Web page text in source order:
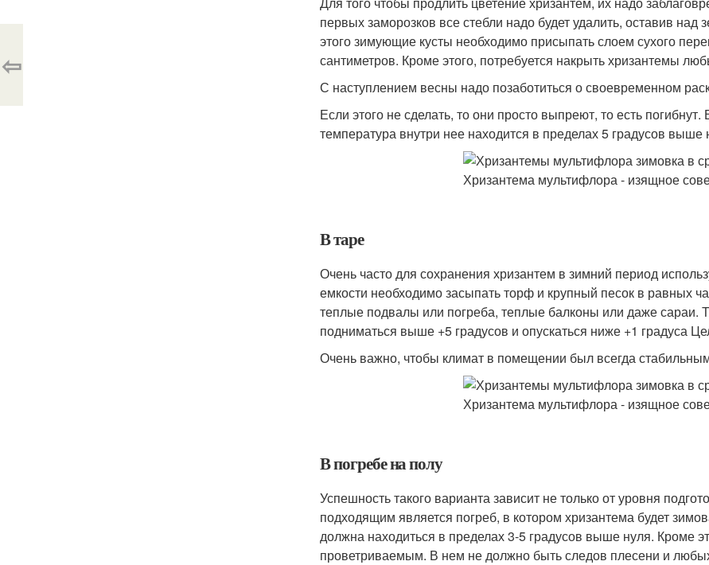
первых заморозков все стебли надо будет удалить, оставив
этого зимующие кусты необходимо присыпать слоем сухого
сантиметров. Кроме этого, потребуется накрыть хризантемы
С наступлением весны надо позаботиться о своевременном
Если этого не сделать, то они просто выпреют, то есть
температура внутри нее находится в пределах 5 градусов выше
В таре
Очень часто для сохранения хризантем в зимний период
емкости необходимо засыпать торф и крупный песок в равных
теплые подвалы или погреба, теплые балконы или даже сараи.
подниматься выше +5 градусов и опускаться ниже +1 градуса
Очень важно, чтобы климат в помещении был всегда
В погребе на полу
Успешность такого варианта зависит не только от уровня
подходящим является погреб, в котором хризантема будет
должна находиться в пределах 3-5 градусов выше нуля. Кроме
проветриваемым. В нем не должно быть следов плесени и
⇦